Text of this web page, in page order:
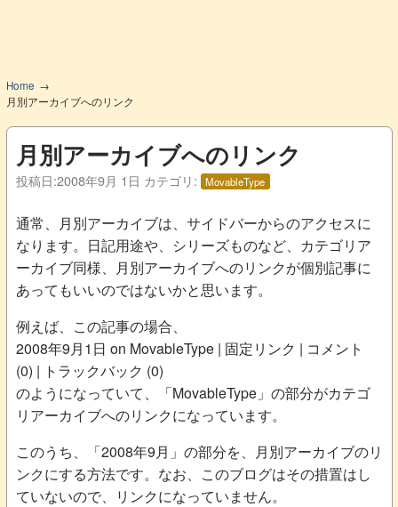
Home
月別アーカイブへのリンク
月別アーカイブへのリンク
投稿日:2008年9月 1日 カテゴリ: MovableType
通常、月別アーカイブは、サイドバーからのアクセスに
なります。日記用途や、シリーズものなど、カテゴリア
ーカイブ同様、月別アーカイブへのリンクが個別記事に
あってもいいのではないかと思います。
例えば、この記事の場合、
2008年9月1日 on MovableType | 固定リンク | コメント
(0) | トラックバック (0)
のようになっていて、「MovableType」の部分がカテゴ
リアーカイブへのリンクになっています。
このうち、「2008年9月」の部分を、月別アーカイブのリ
ンクにする方法です。なお、このブログはその措置はし
ていないので、リンクになっていません。